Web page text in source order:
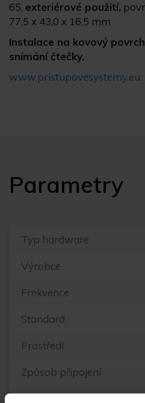
65, exteriérové použití,
77,5 x 43,0 x 16,5 mm
Instalace na kovový
snímání čtečky.
www.pristupovesystemy.eu
Parametry
Typ hardware
Výrobce
Frekvence
Standard
Prostředí
Způsob připojení